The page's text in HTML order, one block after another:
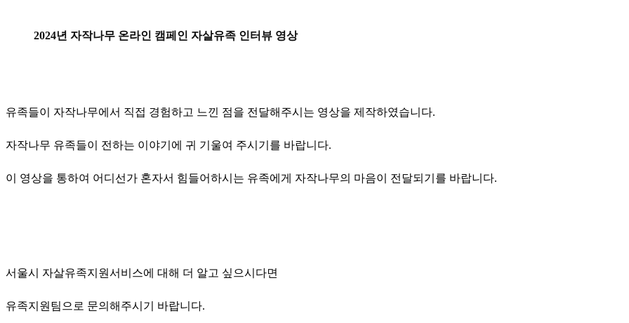
2024년 자작나무 온라인 캠페인 자살유족 인터뷰 영상
유족들이 자작나무에서 직접 경험하고 느낀 점을 전달해주시는 영상을 제작하였습니다.
자작나무 유족들이 전하는 이야기에 귀 기울여 주시기를 바랍니다.
이 영상을 통하여 어디선가 혼자서 힘들어하시는 유족에게 자작나무의 마음이 전달되기를 바랍니다.
서울시 자살유족지원서비스에 대해 더 알고 싶으시다면
유족지원팀으로 문의해주시기 바랍니다.